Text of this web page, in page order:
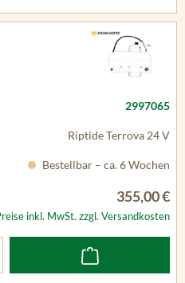
2997065
Riptide Terrova 24 V
Bestellbar – ca. 6 Wochen
355,00 €
inkl. MwSt. zzgl. Versandkosten